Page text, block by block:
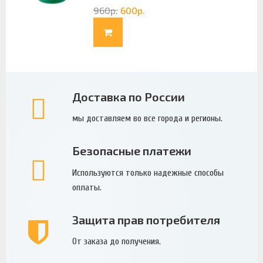
960р. 600р.
Доставка по России
мы доставляем во все города и регионы.
Безопасные платежи
Используются только надежные способы
оплаты.
Защита прав потребителя
От заказа до получения.